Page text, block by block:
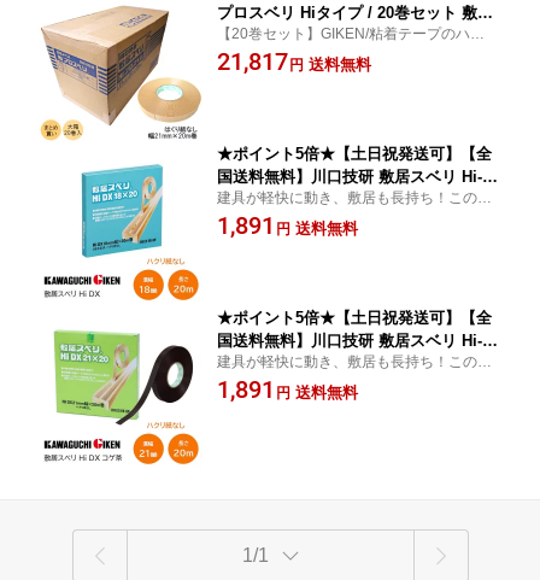
プロスベリ Hiタイプ / 20巻セット 敷居
スベリ Hiタイプ 幅21mm×20m巻 Hiプ
ロスベリ 木製建具 はくり紙無し 敷居テ
【20巻セット】GIKEN/粘着テープのハクリ
紙を取り去り、直巻としたHiタイプ。バラ
けないので持ちやすく、しっかりと貼る事
21,817円 送料無料
★ポイント5倍★【土日祝発送可】【全
国送料無料】川口技研 敷居スベリ Hi-D
X 2色木肌調(ベージュ) 18mm幅×20m巻
ハクリ紙なしタイプ 敷居 テープ スベリ
建具が軽快に動き、敷居も長持ち！この商
品は【神奈川倉庫】から【年中無休】で発
送いたします！
1,891 円 送料無料
★ポイント5倍★【土日祝発送可】【全
国送料無料】川口技研 敷居スベリ Hi-D
X（コゲ茶） 21mm幅×20m巻 ハクリ紙
なし 敷居 テープ スベリ 業務用サイズ
建具が軽快に動き、敷居も長持ち！この商
品は【神奈川倉庫】から【年中無休】で発
送いたします！
1,891 円 送料無料
1/1